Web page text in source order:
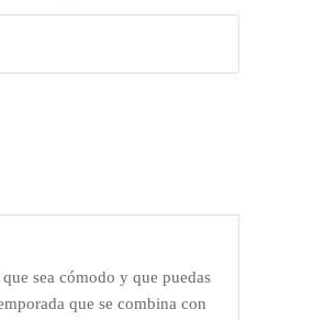
sea cómodo y que puedas
que se combina con